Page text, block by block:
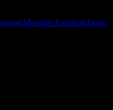
Excellent Door |